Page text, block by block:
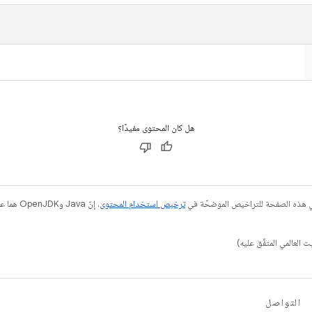
هل كان المحتوى مفيدًا؟
هذه الصفحة للتراخيص الموضحّة فيترخيص استخدام المحتوى
التواصل